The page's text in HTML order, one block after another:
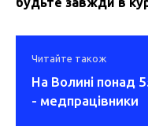
Читайте також
На Волині понад
- медпрацівники